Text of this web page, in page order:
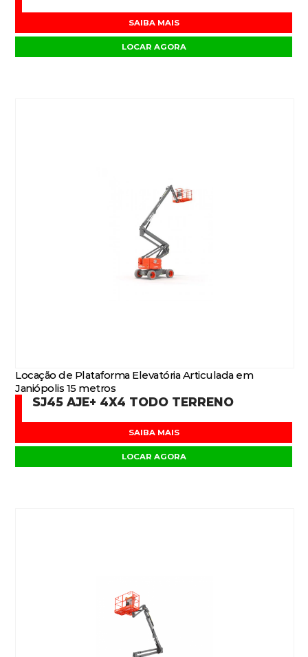
SAIBA MAIS
LOCAR AGORA
Locação de Plataforma Elevatória Articulada em
Janiópolis 15 metros
SJ45 AJE+ 4X4 TODO TERRENO
SAIBA MAIS
LOCAR AGORA